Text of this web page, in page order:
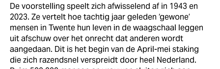
De voorstelling speelt zich afwisselend af in 1943 en
2023. Ze vertelt hoe tachtig jaar geleden ‘gewone’
mensen in Twente hun leven in de waagschaal leggen
uit afschuw over het onrecht dat anderen wordt
aangedaan. Dit is het begin van de April-mei staking
die zich razendsnel verspreidt door heel Nederland.